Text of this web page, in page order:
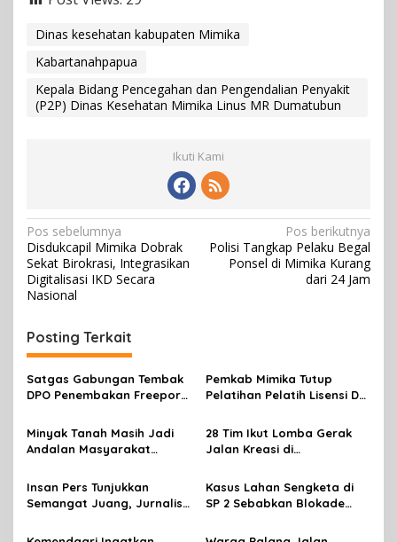
Dinas kesehatan kabupaten Mimika
Kabartanahpapua
Kepala Bidang Pencegahan dan Pengendalian Penyakit
(P2P) Dinas Kesehatan Mimika Linus MR Dumatubun
Ikuti Kami
N
a
v
i
g
a
s
i
p
o
s
Pos sebelumnya
Disdukcapil ​Mimika Dobrak
Sekat Birokrasi, Integrasikan
Digitalisasi IKD Secara
Nasional
Pos berikutnya
Polisi Tangkap Pelaku Begal
Ponsel di Mimika Kurang
dari 24 Jam
Posting Terkait
Satgas Gabungan Tembak
DPO Penembakan Freeport
Pemkab Mimika Tutup
Pelatihan Pelatih Lisensi D
2026
Minyak Tanah Masih Jadi
Andalan Masyarakat
Penambahan Kuota
28 Tim Ikut Lomba Gerak
Jalan Kreasi di
Insan Pers Tunjukkan
Semangat Juang, Jurnalis
Meriahkan Lomba Gerak
Kasus Lahan Sengketa di
SP 2 Sebabkan Blokade
Dewan